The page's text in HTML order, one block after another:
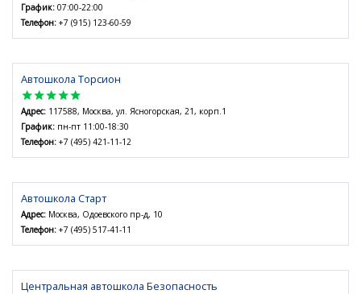
График: 07:00-22:00
Телефон: +7 (915) 123-60-59
Автошкола Торсион
star
star
star
star
star
Адрес: 117588, Москва, ул. Ясногорская, 21, корп.1
График: пн-пт 11:00-18:30
Телефон: +7 (495) 421-11-12
Автошкола Старт
Адрес: Москва, Одоевского пр-д, 10
Телефон: +7 (495) 517-41-11
Центральная автошкола Безопасность